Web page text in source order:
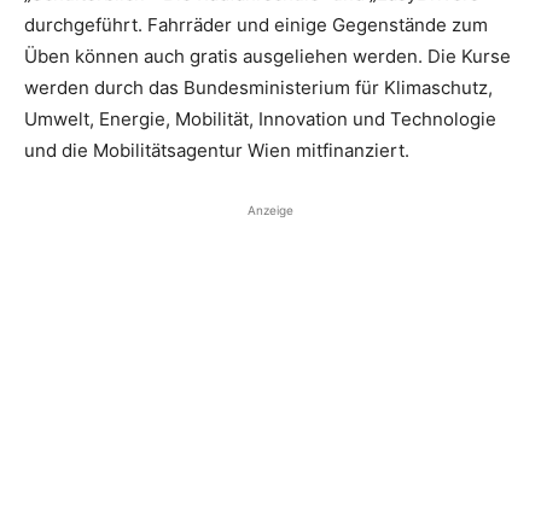
durchgeführt. Fahrräder und einige Gegenstände zum
Üben können auch gratis ausgeliehen werden. Die Kurse
werden durch das Bundesministerium für Klimaschutz,
Umwelt, Energie, Mobilität, Innovation und Technologie
und die Mobilitätsagentur Wien mitfinanziert.
Anzeige